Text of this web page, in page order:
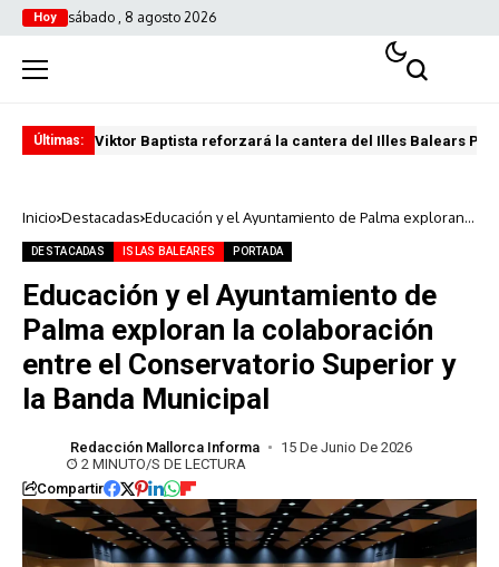
Hoy sábado , 8 agosto 2026
Últimas: Viktor Baptista reforzará la cantera del Illes Balears
Inicio Destacadas Educación y el Ayuntamiento de Palma exploran
la Banda Municipal
DESTACADAS ISLAS BALEARES PORTADA
Educación y el Ayuntamiento de
Palma exploran la colaboración
entre el Conservatorio Superior y
la Banda Municipal
Redacción Mallorca Informa
15 De Junio De 2026
2 MINUTO/S DE LECTURA
Compartir